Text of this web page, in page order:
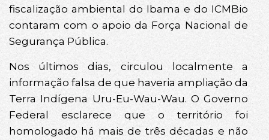
fiscalização ambiental do Ibama e do ICMBio
contaram com o apoio da Força Nacional de
Segurança Pública.
Nos últimos dias, circulou localmente a
informação falsa de que haveria ampliação da
Terra Indígena Uru-Eu-Wau-Wau. O Governo
Federal esclarece que o território foi
homologado há mais de três décadas e não